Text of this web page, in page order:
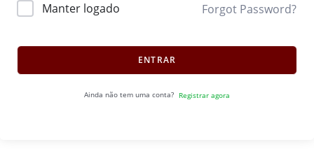
Manter logado Forgot Password?
ENTRAR
Ainda não tem uma conta? Registrar agora